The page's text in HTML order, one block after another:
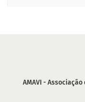
AMAVI -